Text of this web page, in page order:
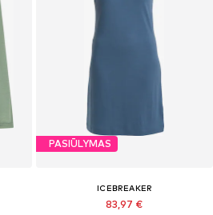
PASIŪLYMAS
ICEBREAKER
83,97 €